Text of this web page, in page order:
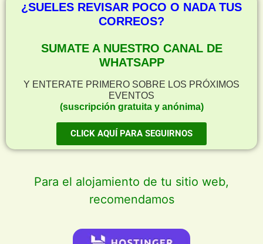
¿SUELES REVISAR POCO O NADA TUS
CORREOS?
SUMATE A NUESTRO CANAL DE
WHATSAPP
Y ENTERATE PRIMERO SOBRE LOS PRÓXIMOS
EVENTOS
(suscripción gratuita y anónima)
CLICK AQUÍ PARA SEGUIRNOS
Para el alojamiento de tu sitio web,
recomendamos